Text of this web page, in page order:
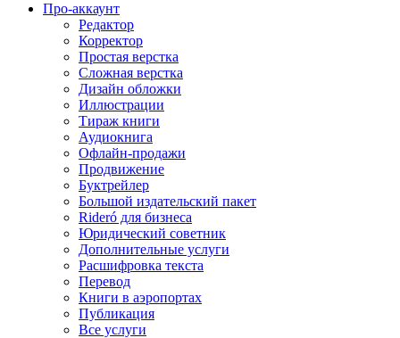
Про-аккаунт
Редактор
Корректор
Простая верстка
Сложная верстка
Дизайн обложки
Иллюстрации
Тираж книги
Аудиокнига
Офлайн-продажи
Продвижение
Буктрейлер
Большой издательский пакет
Rideró для бизнеса
Юридический советник
Дополнительные услуги
Расшифровка текста
Перевод
Книги в аэропортах
Публикация
Все услуги